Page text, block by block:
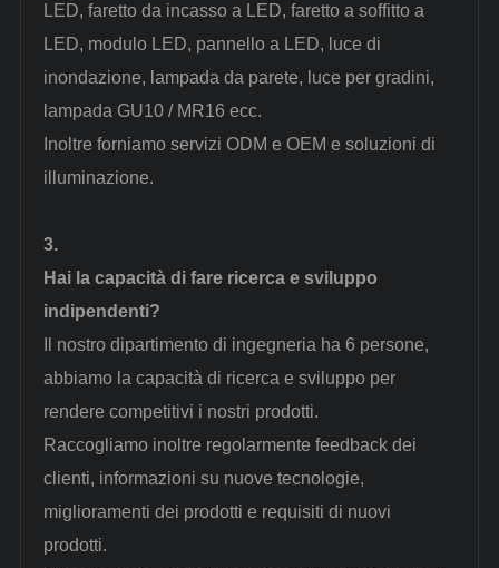
LED, faretto da incasso a LED, faretto a soffitto a
LED, modulo LED, pannello a LED, luce di
inondazione, lampada da parete, luce per gradini,
lampada GU10 / MR16 ecc.
Inoltre forniamo servizi ODM e OEM e soluzioni di
illuminazione.
3.
Hai la capacità di fare ricerca e sviluppo
indipendenti?
Il nostro dipartimento di ingegneria ha 6 persone,
abbiamo la capacità di ricerca e sviluppo per
rendere competitivi i nostri prodotti.
Raccogliamo inoltre regolarmente feedback dei
clienti, informazioni su nuove tecnologie,
miglioramenti dei prodotti e requisiti di nuovi
prodotti.